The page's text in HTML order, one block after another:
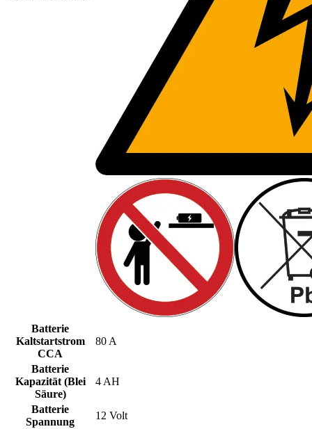
Batterie
Kaltstartstrom
CCA
80 A
Batterie
Kapazität (Blei
Säure)
4 AH
Batterie
Spannung
12 Volt